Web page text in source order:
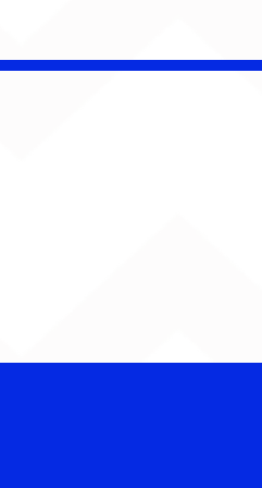
Barão Vermelho reúne